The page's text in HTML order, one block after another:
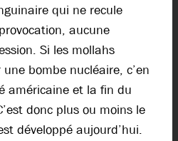
qui ne recule
aucune
Si les mollahs
bombe nucléaire, c’en
américaine et la fin du
donc plus ou moins le
développé aujourd’hui.